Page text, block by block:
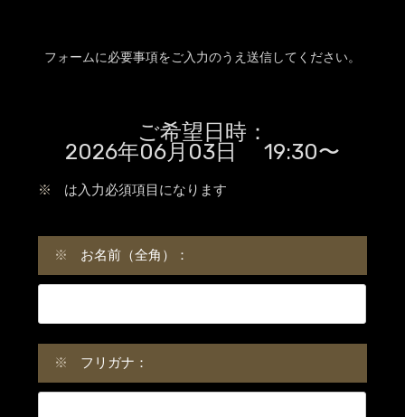
フォームに必要事項をご入力のうえ送信してください。
ご希望日時：
2026年06月03日 19:30〜
※ は入力必須項目になります
※ お名前（全角）：
※ フリガナ：